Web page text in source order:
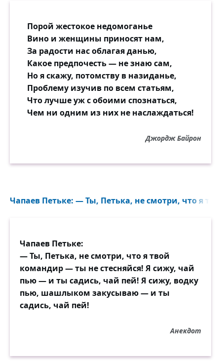
Порой жестокое недомоганье
Вино и женщины приносят нам,
За радости нас облагая данью,
Какое предпочесть — не знаю сам,
Но я скажу, потомству в назиданье,
Проблему изучив по всем статьям,
Что лучше уж с обоими спознаться,
Чем ни одним из них не наслаждаться!
Джордж Байрон
Чапаев Петьке: — Ты, Петька, не смотри, что я
Чапаев Петьке:
— Ты, Петька, не смотри, что я твой
командир — ты не стесняйся! Я сижу, чай
пью — и ты садись, чай пей! Я сижу, водку
пью, шашлыком закусываю — и ты
садись, чай пей!
Анекдот